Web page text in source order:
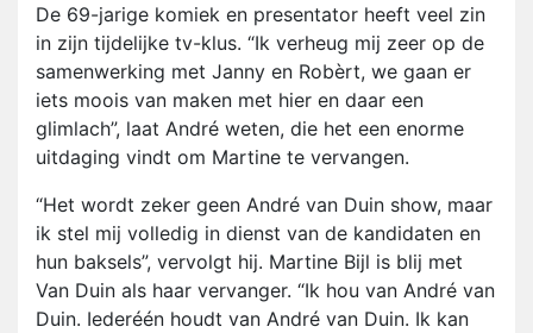
De 69-jarige komiek en presentator heeft veel zin
in zijn tijdelijke tv-klus. “Ik verheug mij zeer op de
samenwerking met Janny en Robèrt, we gaan er
iets moois van maken met hier en daar een
glimlach”, laat André weten, die het een enorme
uitdaging vindt om Martine te vervangen.
“Het wordt zeker geen André van Duin show, maar
ik stel mij volledig in dienst van de kandidaten en
hun baksels”, vervolgt hij. Martine Bijl is blij met
Van Duin als haar vervanger. “Ik hou van André van
Duin. Iederéén houdt van André van Duin. Ik kan